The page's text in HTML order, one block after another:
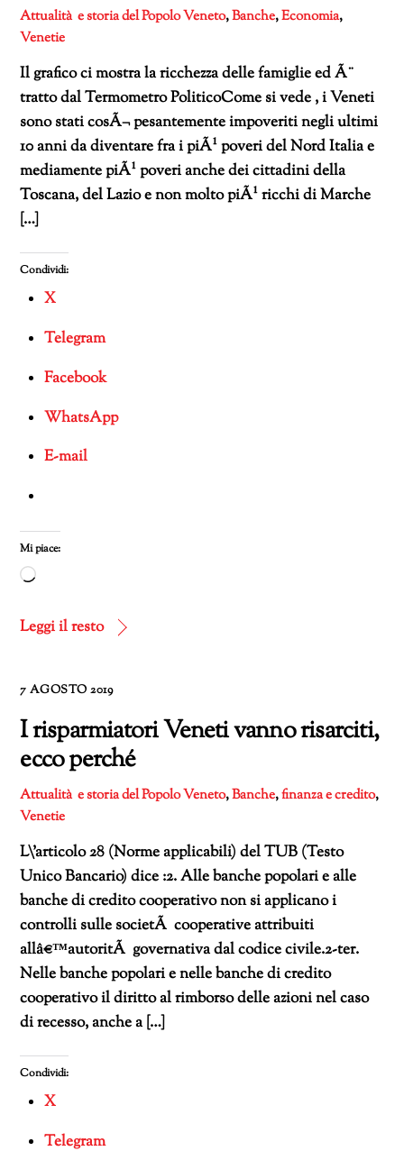
Attualità e storia del Popolo Veneto,Banche,Economia,
Venetie
Il grafico ci mostra la ricchezza delle famiglie ed Ã¨
tratto dal Termometro PoliticoCome si vede , i Veneti
sono stati cosÃ¬ pesantemente impoveriti negli ultimi
10 anni da diventare fra i piÃ¹ poveri del Nord Italia e
mediamente piÃ¹ poveri anche dei cittadini della
Toscana, del Lazio e non molto piÃ¹ ricchi di Marche
[…]
Condividi:
X
Telegram
Facebook
WhatsApp
E-mail
Mi piace:
Caricamento
corso…
Leggi il resto
7 AGOSTO 2019
I risparmiatori Veneti vanno risarciti,
ecco perché
Attualità e storia del Popolo Veneto,Banche,finanza e credito,
Venetie
L\’articolo 28 (Norme applicabili) del TUB (Testo
Unico Bancario) dice :2. Alle banche popolari e alle
banche di credito cooperativo non si applicano i
controlli sulle societÃ cooperative attribuiti
allâ€™autoritÃ governativa dal codice civile.2-ter.
Nelle banche popolari e nelle banche di credito
cooperativo il diritto al rimborso delle azioni nel caso
di recesso, anche a […]
Condividi:
X
Telegram